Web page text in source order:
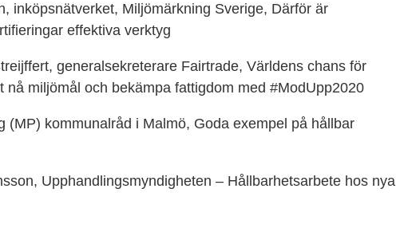
inköpsnätverket, Miljömärkning Sverige, Därför är
effektiva verktyg
generalsekreterare Fairtrade, Världens chans för
nå miljömål och bekämpa fattigdom med #ModUpp2020
(MP) kommunalråd i Malmö, Goda exempel på hållbar
Upphandlingsmyndigheten – Hållbarhetsarbete hos nya